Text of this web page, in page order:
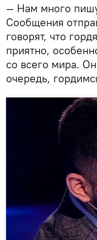
— Нам много
Сообщения
говорят, что
приятно,
со всего мира.
очередь,